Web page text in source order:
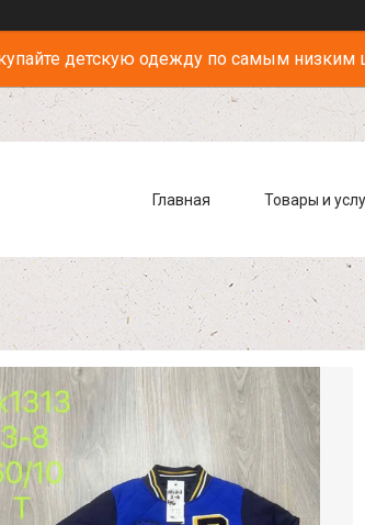
детскую одежду по самым низким
Главная Товары и